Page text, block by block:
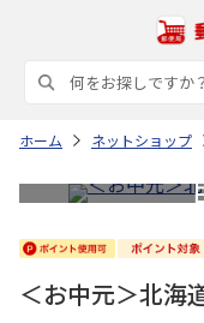
ホーム ネットショップ
＜お中元＞北海